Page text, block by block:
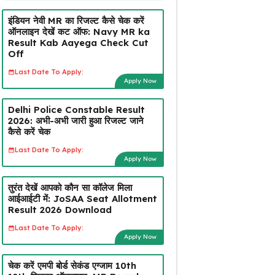
इंडियन नेवी MR का रिजल्ट कैसे चेक करें
ऑनलाइन देखें कट ऑफ: Navy MR ka
Result Kab Aayega Check Cut
Off
Last Date To Apply:
Apply Now
Delhi Police Constable Result
2026: अभी-अभी जारी हुआ रिजल्ट जाने
कैसे करें चेक
Last Date To Apply:
Apply Now
तुरंत देखें आपको कौन सा कॉलेज मिला
आईआईटी में: JoSAA Seat Allotment
Result 2026 Download
Last Date To Apply:
Apply Now
चेक करें एमपी बोर्ड सेकंड एग्जाम 10th